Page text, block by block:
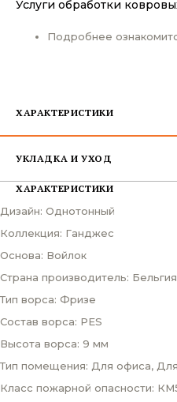
Услуги обработки
Подробнее
ХАРАКТЕРИСТИКИ
УКЛАДКА И УХОД
ХАРАКТЕРИСТИКИ
Дизайн: Однотонный
Коллекция: Ганджес
Основа: Войлок
Страна производитель: Бельгия
Тип ворса: Фризе
Состав ворса: PES
Высота ворса: 9 мм
Тип помещения: Для офиса,
Класс пожарной опасности: